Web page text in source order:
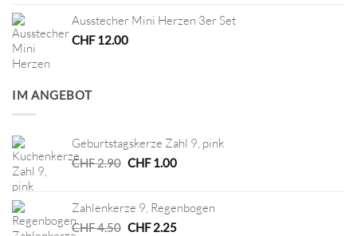
Ausstecher Mini Herzen 3er Set
CHF12.00
IM ANGEBOT
Geburtstagskerze Zahl 9, pink
CHF2.90 Ursprünglicher
CHF 2.90
CHF1.00Aktueller
CHF 1.00.
Zahlenkerze 9, Regenbogen
CHF4.50 Ursprünglicher
CHF2.25Aktueller